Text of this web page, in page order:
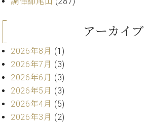
C.
ベ
ヒ
シ
ュ
弾
ベ
ヒ
タ
イ
ン
ー
ト
レ
ッ
迎。
ベヒ
シュ
タイ
ン・
会
社
案
アーカイブ
2026年8月 (1)
2026年7月 (3)
2026年6月 (3)
2026年5月 (3)
2026年4月 (5)
2026年3月 (2)